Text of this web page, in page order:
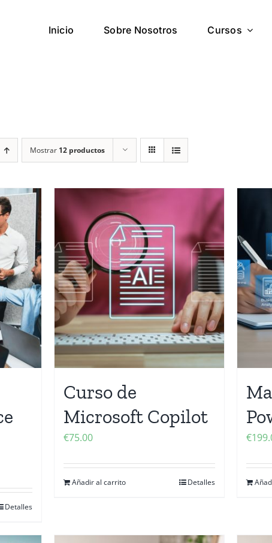
Inicio Sobre Nosotros Cursos
Mostrar 12 productos
Detalles
Curso de
Microsoft Copilot
€75.00
Añadir al carrito Detalles
€